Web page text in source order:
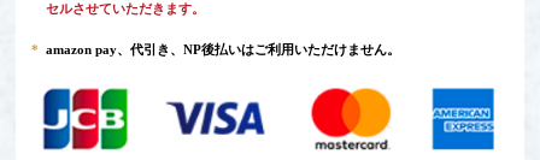
セルさせていただきます。
* amazon pay、代引き、NP後払いはご利用いただけません。